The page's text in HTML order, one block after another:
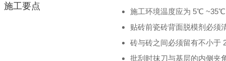
施工要点
施工环境温度应为 5℃ ~35℃
贴砖前瓷砖背面脱模剂必须
砖与砖之间必须留有不小于
批刮时抹刀与基层的内侧夹